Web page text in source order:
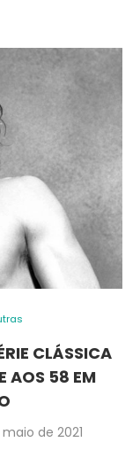
CLÁSSICA
AOS 58 EM
maio de 2021